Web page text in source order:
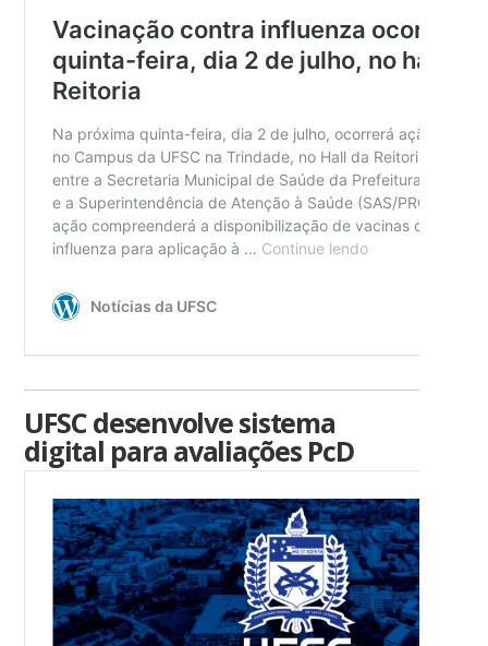
UFSC desenvolve sistema
digital para avaliações PcD